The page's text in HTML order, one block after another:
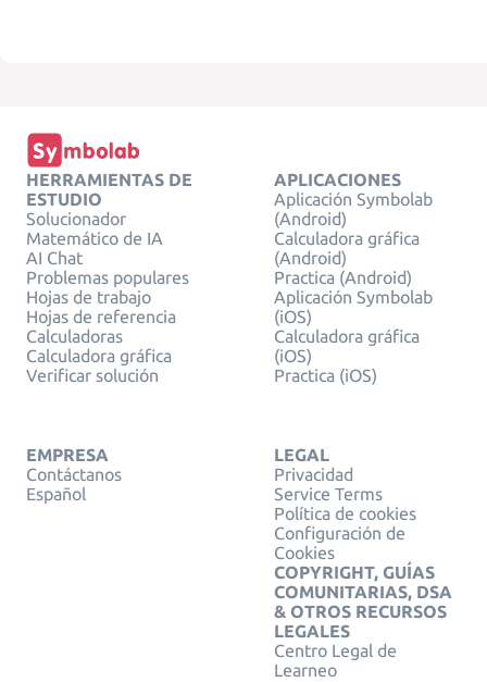
HERRAMIENTAS DE
ESTUDIO
Solucionador
Matemático de IA
AI Chat
Problemas populares
Hojas de trabajo
Hojas de referencia
Calculadoras
Calculadora gráfica
Verificar solución
APLICACIONES
Aplicación Symbolab
(Android)
Calculadora gráfica
(Android)
Practica (Android)
Aplicación Symbolab
(iOS)
Calculadora gráfica
(iOS)
Practica (iOS)
EMPRESA
Contáctanos
Español
LEGAL
Privacidad
Service Terms
Política de cookies
Configuración de
Cookies
COPYRIGHT, GUÍAS
COMUNITARIAS, DSA
& OTROS RECURSOS
LEGALES
Centro Legal de
Learneo